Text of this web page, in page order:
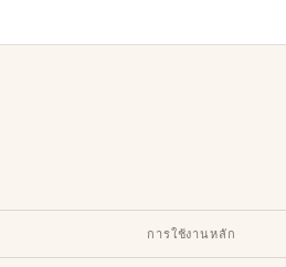
การใช้งานหลัก